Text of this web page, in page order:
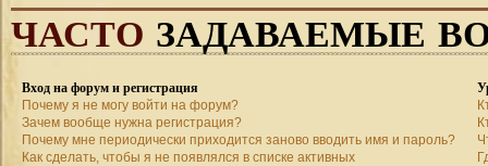
ЧАСТО ЗАДАВАЕМЫЕ
Вход на форум и регистрация
Почему я не могу войти на форум?
Зачем вообще нужна регистрация?
Почему мне периодически приходится заново вводить имя и пароль?
Как сделать, чтобы я не появлялся в списке активных